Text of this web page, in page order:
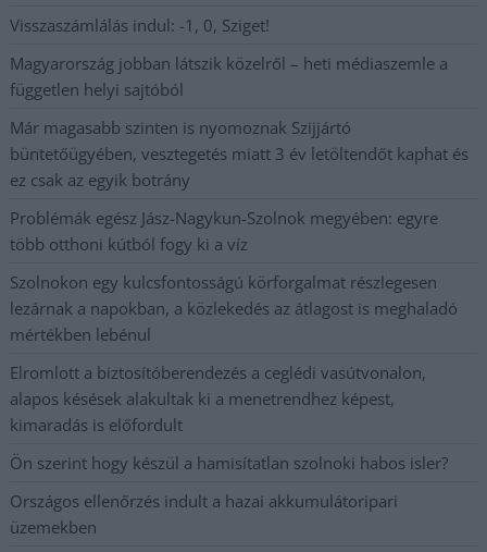
Visszaszámlálás indul: -1, 0, Sziget!
Magyarország jobban látszik közelről – heti médiaszemle a
független helyi sajtóból
Már magasabb szinten is nyomoznak Szijjártó
büntetőügyében, vesztegetés miatt 3 év letöltendőt kaphat és
ez csak az egyik botrány
Problémák egész Jász-Nagykun-Szolnok megyében: egyre
több otthoni kútból fogy ki a víz
Szolnokon egy kulcsfontosságú körforgalmat részlegesen
lezárnak a napokban, a közlekedés az átlagost is meghaladó
mértékben lebénul
Elromlott a biztosítóberendezés a ceglédi vasútvonalon,
alapos késések alakultak ki a menetrendhez képest,
kimaradás is előfordult
Ön szerint hogy készül a hamisítatlan szolnoki habos isler?
Országos ellenőrzés indult a hazai akkumulátoripari
üzemekben